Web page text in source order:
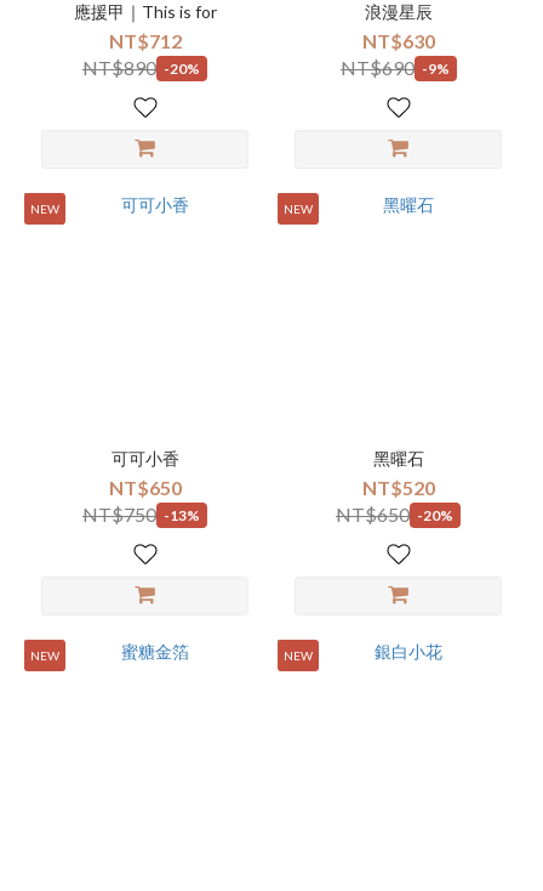
應援甲｜This is for
NT$712
NT$890 -20%
浪漫星辰
NT$630
NT$690 -9%
NEW
可可小香
NT$650
NT$750 -13%
NEW
黑曜石
NT$520
NT$650 -20%
NEW NEW